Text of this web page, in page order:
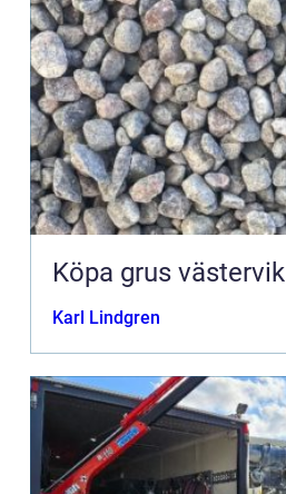
Köpa grus västervik
Karl Lindgren